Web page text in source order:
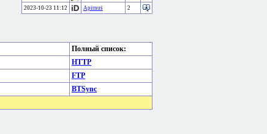
2023-10-23 11:12
Apirnus 2
Полный список:
HTTP
FTP
BTSync